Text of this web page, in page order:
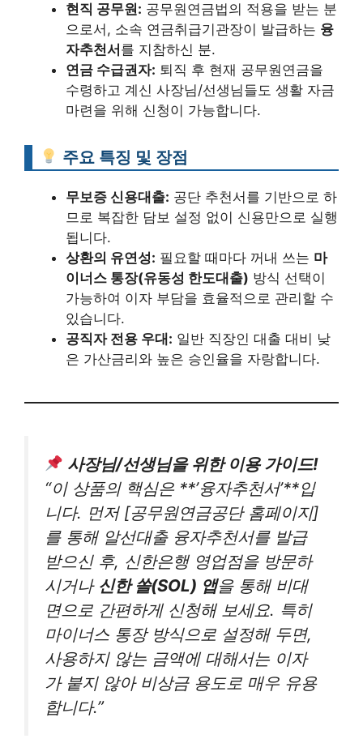
현직 공무원: 공무원연금법의 적용을 받는 분
으로서, 소속 연금취급기관장이 발급하는 융
자추천서 를 지참하신 분.
연금 수급권자: 퇴직 후 현재 공무원연금을
수령하고 계신 사장님/선생님들도 생활 자금
마련을 위해 신청이 가능합니다.
주요 특징 및 장점
무보증 신용대출: 공단 추천서를 기반으로 하
므로 복잡한 담보 설정 없이 신용만으로 실행
됩니다.
상환의 유연성: 필요할 때마다 꺼내 쓰는 마
이너스 통장(유동성 한도대출) 방식 선택이
가능하여 이자 부담을 효율적으로 관리할 수
있습니다.
공직자 전용 우대: 일반 직장인 대출 대비 낮
은 가산금리와 높은 승인율을 자랑합니다.
사장님/선생님을 위한 이용 가이드!
“이 상품의 핵심은 **’융자추천서’**입
니다. 먼저 [공무원연금공단 홈페이지]
를 통해 알선대출 융자추천서를 발급
받으신 후, 신한은행 영업점을 방문하
시거나 신한 쏠(SOL) 앱을 통해 비대
면으로 간편하게 신청해 보세요. 특히
마이너스 통장 방식으로 설정해 두면,
사용하지 않는 금액에 대해서는 이자
가 붙지 않아 비상금 용도로 매우 유용
합니다.”